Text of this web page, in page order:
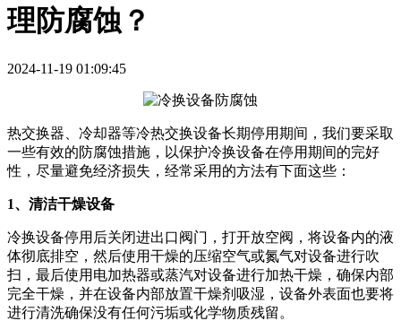
理防腐蚀？
2024-11-19 01:09:45
热交换器、冷却器等冷热交换设备长期停用期间，我们要采取
一些有效的防腐蚀措施，以保护冷换设备在停用期间的完好
性，尽量避免经济损失，经常采用的方法有下面这些：
1、清洁干燥设备
冷换设备停用后关闭进出口阀门，打开放空阀，将设备内的液
体彻底排空，然后使用干燥的压缩空气或氮气对设备进行吹
扫，最后使用电加热器或蒸汽对设备进行加热干燥，确保内部
完全干燥，并在设备内部放置干燥剂吸湿，设备外表面也要将
进行清洗确保没有任何污垢或化学物质残留。